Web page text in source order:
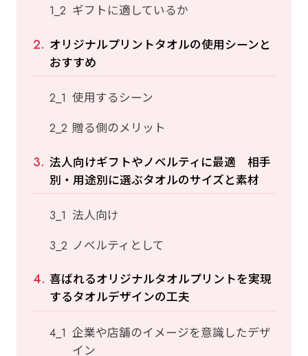
ギフトに適しているか
オリジナルプリントタオルの使用シーンと
おすすめ
使用するシーン
贈る側のメリット
法人向けギフトやノベルティに最適 相手
別・用途別に選ぶタオルのサイズと素材
法人向け
ノベルティとして
喜ばれるオリジナルタオルプリントを実現
するタオルデザインの工夫
企業や店舗のイメージを意識したデザ
イン